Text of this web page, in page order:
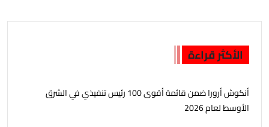
الأكثر قراءة
أنكوش أرورا ضمن قائمة أقوى 100 رئيس تنفيذي في الشرق
الأوسط لعام 2026